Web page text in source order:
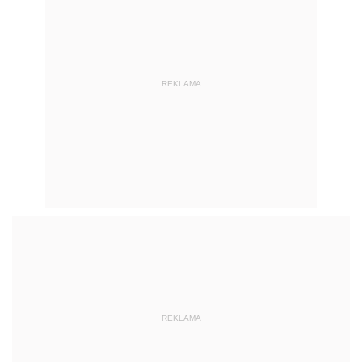
REKLAMA
REKLAMA